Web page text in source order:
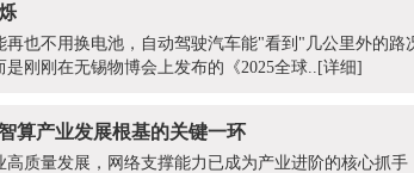
再也不用换电池，自动驾驶汽车能"看到"几公里外的
刚刚在无锡物博会上发布的《2025全球.. [详细]
算产业发展根基的关键一环
高质量发展，网络支撑能力已成为产业进阶的核心抓